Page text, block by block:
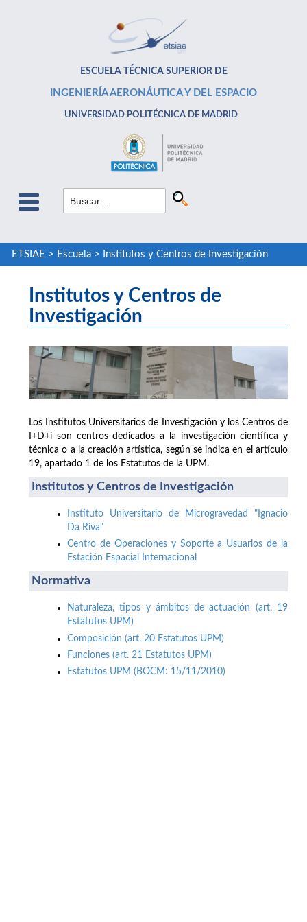
ESCUELA TÉCNICA SUPERIOR DE
INGENIERÍA AERONÁUTICA Y DEL ESPACIO
UNIVERSIDAD POLITÉCNICA DE MADRID
ETSIAE > Escuela> Institutos y Centros de Investigación
Institutos y Centros de
Investigación
Los Institutos Universitarios de Investigación y los Centros de
I+D+i son centros dedicados a la investigación científica y
técnica o a la creación artística, según se indica en el artículo
19, apartado 1 de los Estatutos de la UPM.
Institutos y Centros de Investigación
Instituto Universitario de Microgravedad "Ignacio
Da Riva"
Centro de Operaciones y Soporte a Usuarios de la
Estación Espacial Internacional
Normativa
Naturaleza, tipos y ámbitos de actuación (art. 19
Estatutos UPM)
Composición (art. 20 Estatutos UPM)
Funciones (art. 21 Estatutos UPM)
Estatutos UPM (BOCM: 15/11/2010)